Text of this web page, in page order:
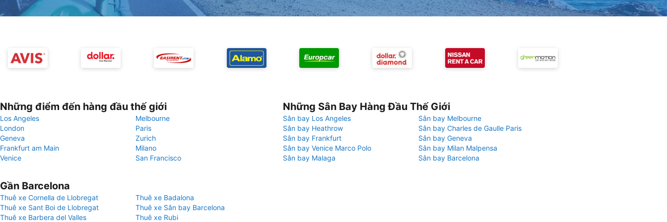
Những điểm đến hàng đầu thế giới
Los Angeles
Melbourne
London
Paris
Geneva
Zurich
Frankfurt am Main
Milano
Venice
San Francisco
Những Sân Bay Hàng Đầu Thế Giới
Sân bay Los Angeles
Sân bay Melbourne
Sân bay Heathrow
Sân bay Charles de Gaulle Paris
Sân bay Frankfurt
Sân bay Geneva
Sân bay Venice Marco Polo
Sân bay Milan Malpensa
Sân bay Malaga
Sân bay Barcelona
Gần Barcelona
Thuê xe Cornella de Llobregat
Thuê xe Badalona
Thuê xe Sant Boi de Llobregat
Thuê xe Sân bay Barcelona
Thuê xe Barbera del Valles
Thuê xe Rubi